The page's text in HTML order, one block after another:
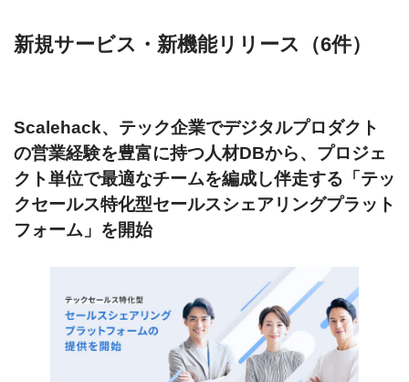
新規サービス・新機能リリース（6件）
Scalehack、テック企業でデジタルプロダクト
の営業経験を豊富に持つ人材DBから、プロジェ
クト単位で最適なチームを編成し伴走する「テッ
クセールス特化型セールスシェアリングプラット
フォーム」を開始